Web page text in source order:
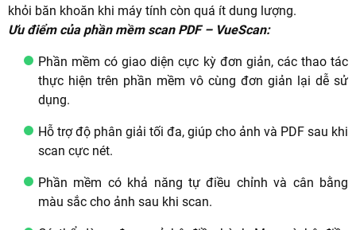
khỏi băn khoăn khi máy tính còn quá ít dung lượng.
Ưu điểm của phần mềm scan PDF – VueScan:
Phần mềm có giao diện cực kỳ đơn giản, các thao tác
thực hiện trên phần mềm vô cùng đơn giản lại dễ sử
dụng.
Hỗ trợ độ phân giải tối đa, giúp cho ảnh và PDF sau khi
scan cực nét.
Phần mềm có khả năng tự điều chỉnh và cân bằng
màu sắc cho ảnh sau khi scan.